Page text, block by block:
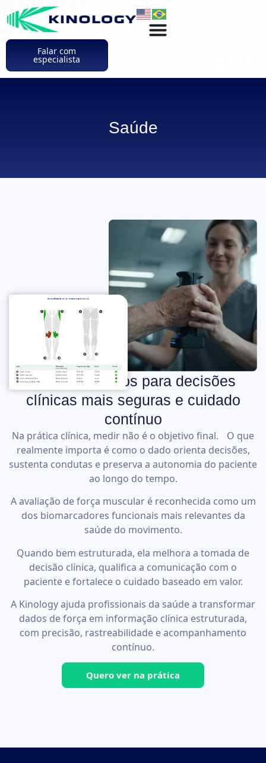
Falar com
especialista
Saúde
Dados objetivos para decisões
clínicas mais seguras e cuidado
contínuo
Na prática clínica, medir não é o objetivo final. O que
realmente importa é como o dado orienta decisões,
sustenta condutas e preserva a autonomia do paciente
ao longo do tempo.
A avaliação de força muscular é reconhecida como um
dos biomarcadores funcionais mais relevantes da
saúde do movimento.
Quando bem estruturada, ela melhora a tomada de
decisão clínica, qualifica a comunicação com o
paciente e fortalece o cuidado baseado em valor.
A Kinology ajuda profissionais da saúde a transformar
dados de força em informação clínica estruturada,
com precisão, rastreabilidade e acompanhamento
contínuo.
Quero ver na prática